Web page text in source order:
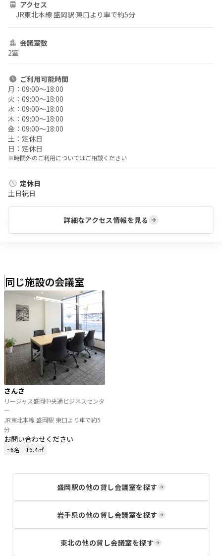
アクセス
JR東北本線 盛岡駅 東口より車で約5分
会議室数
2室
ご利用可能時間
月： 09:00〜18:00
火： 09:00〜18:00
水： 09:00〜18:00
木： 09:00〜18:00
金： 09:00〜18:00
土： 定休日
日： 定休日
※時間外のご利用についてはご相談ください
定休日
土日祝日
詳細なアクセス情報を見る
同じ施設の会議室
さんさ
リージャス盛岡中央通ビジネスセンタ
ー
JR東北本線 盛岡駅 東口より車で約5
分
お問い合わせください
~6名 16.4㎡
盛岡駅の他の貸し会議室を探す
岩手県の他の貸し会議室を探す
東北の他の貸し会議室を探す